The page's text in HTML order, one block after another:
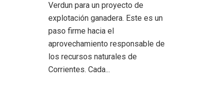
Verdun para un proyecto de
explotación ganadera. Este es un
paso firme hacia el
aprovechamiento responsable de
los recursos naturales de
Corrientes. Cada...